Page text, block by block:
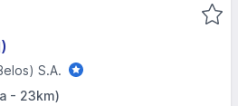
S.A.
- 23km)